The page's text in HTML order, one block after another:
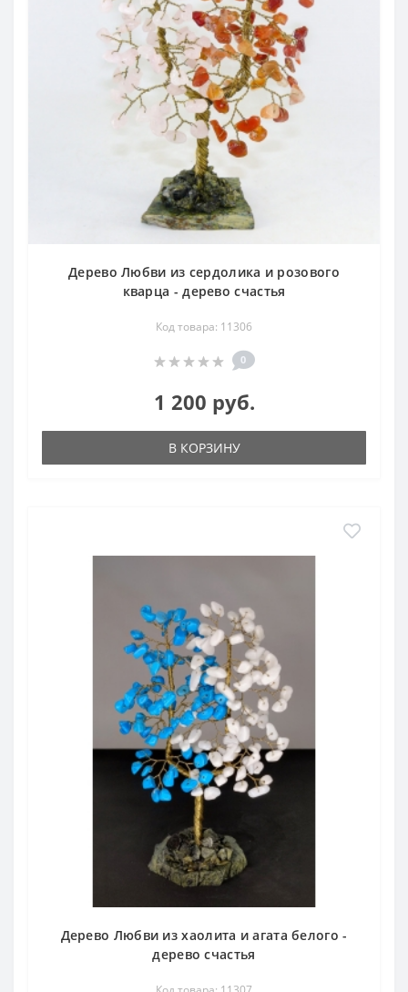
Дерево Любви из сердолика и розового
кварца - дерево счастья
Код товара: 11306
0
1 200 руб.
В КОРЗИНУ
Дерево Любви из хаолита и агата белого -
дерево счастья